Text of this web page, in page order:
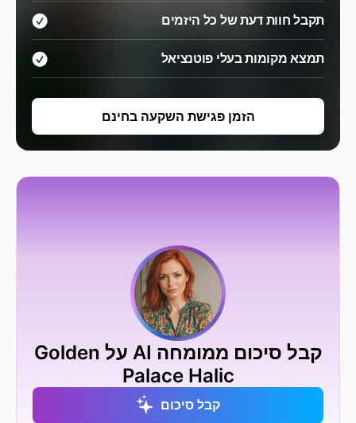
תקבל חוות דעת של כל היזמים
תמצא מקומות בעלי פוטנציאל
הזמן פגישת השקעה בחינם
קבל סיכום ממומחה AI על Golden
Palace Halic
קבל סיכום